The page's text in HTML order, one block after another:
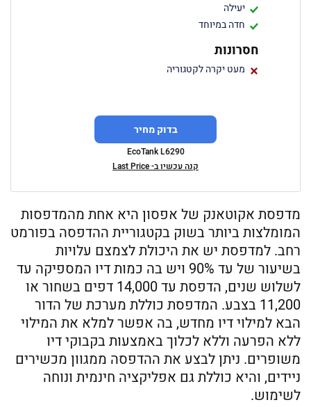
יעילה
חדה במיוחד
חסרונות
מעט יקרה לקטגוריה
בדוק מחיר
EcoTank L6290
קנה עכשיו ב- Last Price
מדפסת אקוטאנק של אפסון היא אחת מהמדפסות
המומלצות ביותר בשוק בקטגוריית ההדפסה בפורמט
רחב. למדפסת יש את היכולת לצמצם עלויות
בשיעור של עד 90% ויש בה כמות דיו המספיקה עד
לשלוש שנים, הדפסת עד 14,000 דפים בשחור או
11,200 בצבע. המדפסת כוללת מערכת של הדור
הבא למילוי דיו מחדש, בה אפשר למלא את המילוי
ללא הפרעה וללא לכלוך באמצעות בקבוקי דיו
משופרים. ניתן לבצע את ההדפסה ממגוון מכשירים
ניידים, והיא כוללת גם אפליקציה חינמית ונוחה
לשימוש.